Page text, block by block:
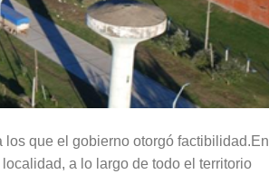
que el gobierno otorgó factibilidad.En
a lo largo de todo el territorio